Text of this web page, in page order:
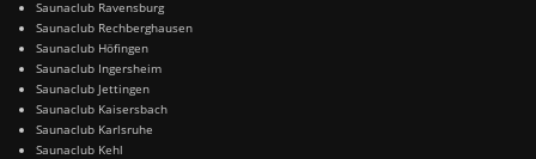
Saunaclub Ravensburg
Saunaclub Rechberghausen
Saunaclub Höfingen
Saunaclub Ingersheim
Saunaclub Jettingen
Saunaclub Kaisersbach
Saunaclub Karlsruhe
Saunaclub Kehl